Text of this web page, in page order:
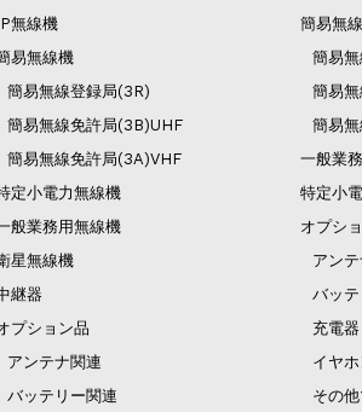
無線機
易無線機
簡易無線登録局(3R)
簡易無線免許局(3B)UHF
簡易無線免許局(3A)VHF
定小電力無線機
般業務用無線機
星無線機
継器
プション品
アンテナ関連
バッテリー関連
簡易無
簡易
簡易
簡易
一般業
特定小
オプシ
アン
バッ
充電
イヤ
その